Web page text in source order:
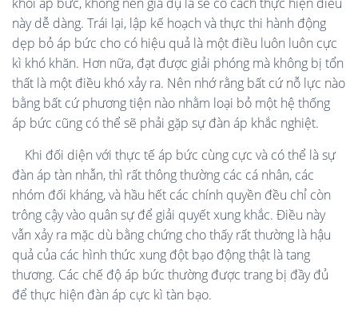
này dễ dàng. Trái lại, lập kế hoạch và thực thi hành động
dẹp bỏ áp bức cho có hiệu quả là một điều luôn luôn cực
kì khó khăn. Hơn nữa, đạt được giải phóng mà không bị tổn
thất là một điều khó xảy ra. Nên nhớ rằng bất cứ nỗ lực nào
bằng bất cứ phương tiện nào nhằm loại bỏ một hệ thống
áp bức cũng có thể sẽ phải gặp sự đàn áp khắc nghiệt.
Khi đối diện với thực tế áp bức cùng cực và có thể là sự
đàn áp tàn nhẫn, thì rất thông thường các cá nhân, các
nhóm đối kháng, và hầu hết các chính quyền đều chỉ còn
trông cậy vào quân sự để giải quyết xung khắc. Điều này
vẫn xảy ra mặc dù bằng chứng cho thấy rất thường là hậu
quả của các hình thức xung đột bạo động thật là tang
thương. Các chế độ áp bức thường được trang bị đầy đủ
để thực hiện đàn áp cực kì tàn bạo.